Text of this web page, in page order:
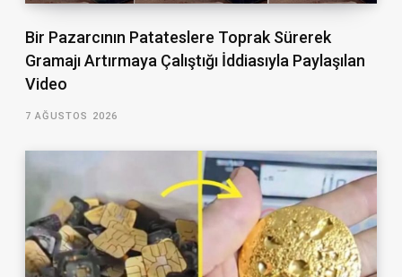
Bir Pazarcının Patateslere Toprak Sürerek
Gramajı Artırmaya Çalıştığı İddiasıyla Paylaşılan
Video
7 AĞUSTOS 2026